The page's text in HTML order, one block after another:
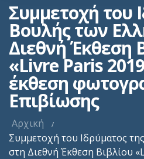
Συμμετοχή του
Βουλής των
Διεθνή Έκθεση
«Livre Paris
έκθεση
Επιβίωσης
Αρχική
Συμμετοχή του Ιδρύματος
στη Διεθνή Έκθεση Βιβλίου